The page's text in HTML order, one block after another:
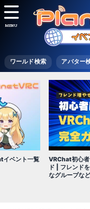
ワールド検索 アバター
MENU
イベント一覧
VRChat初心者
ド | フレンド
なグループなど